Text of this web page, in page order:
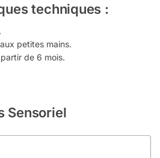
techniques :
petites mains.
de 6 mois.
Sensoriel